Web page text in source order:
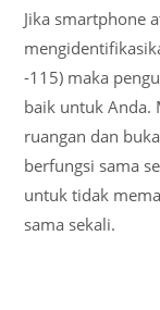
Jika smartphone
-115) maka
baik untuk Anda.
ruangan dan
berfungsi sama
untuk tidak
sama sekali.